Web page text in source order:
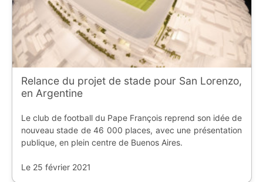
Relance du projet de stade pour San Lorenzo,
en Argentine
Le club de football du Pape François reprend son idée de
nouveau stade de 46 000 places, avec une présentation
publique, en plein centre de Buenos Aires.
Le 25 février 2021